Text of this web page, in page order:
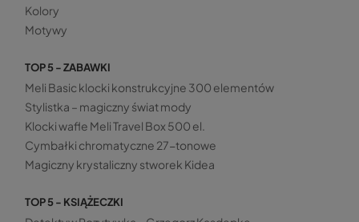
Kolory
Motywy
TOP 5 - ZABAWKI
Meli Basic klocki konstrukcyjne 300 elementów
Stylistka – magiczny świat mody
Klocki wafle Meli Travel Box 500 el.
Cymbałki chromatyczne 27-tonowe
Magiczny krystaliczny stworek Kidea
TOP 5 - KSIĄŻECZKI